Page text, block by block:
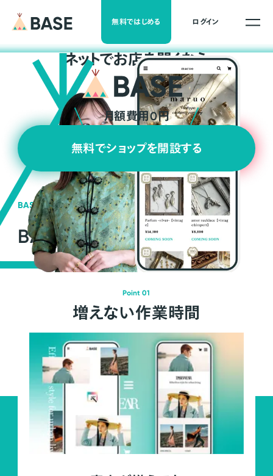
無料ではじめる ログイン
ネットでお店を開くなら
月額費用0円
無料でショップを開設する
BASEの強み
BASEが強い3つの理由
Point 01
増えない作業時間